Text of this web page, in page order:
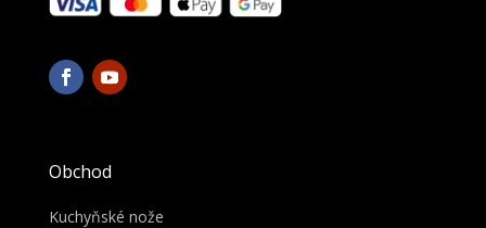
Obchod
Kuchyňské nože